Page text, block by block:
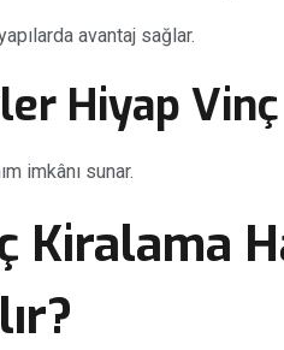
avantaj sağlar.
Hiyap Vinç
imkânı sunar.
Kiralama